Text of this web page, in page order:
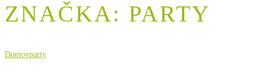
ZNAČKA: PARTY
Domovparty